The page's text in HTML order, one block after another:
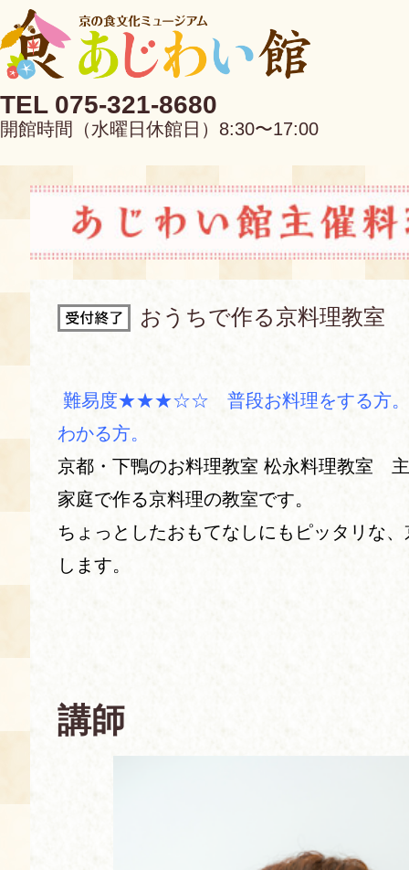
TEL 075-321-8680
開館時間（水曜日休館日）8:30〜17:00
EN 中文
あじわい館とは
京の食文化について
料理教室
募集中の教室
食の海援隊・陸援隊 会員限定
お土産コーナー
空き状況・ご予約
おうちで作る京料理教室
難易度★★★☆☆ 普段お料理をする方。
わかる方。
京都・下鴨のお料理教室 松永料理教室
家庭で作る京料理の教室です。
ちょっとしたおもてなしにもピッタリな
します。
講師